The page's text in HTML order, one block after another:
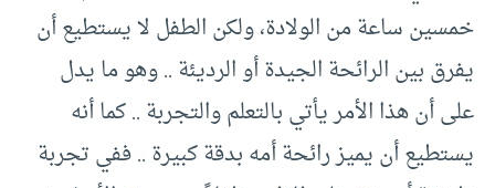
خمسين ساعة من الولادة، ولكن الطفل لا يستطيع أن
يفرق بين الرائحة الجيدة أو الرديئة .. وهو ما يدل
على أن هذا الأمر يأتي بالتعلم والتجربة .. كما أنه
يستطيع أن يميز رائحة أمه بدقة كبيرة .. ففي تجربة